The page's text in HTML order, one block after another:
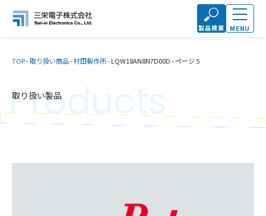
製品検索 MENU
TOP-取り扱い商品-村田製作所-LQW18AN8N7D00D-ページ 5
取り扱い製品
Products